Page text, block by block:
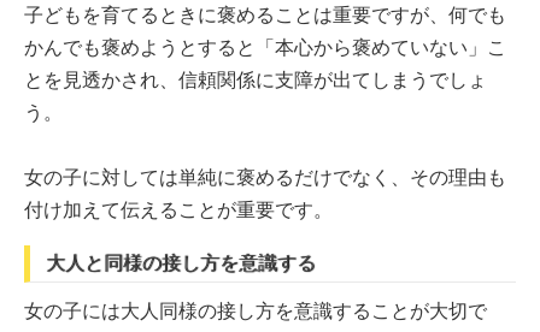
子どもを育てるときに褒めることは重要ですが、何でも
かんでも褒めようとすると「本心から褒めていない」こ
とを見透かされ、信頼関係に支障が出てしまうでしょ
う。
女の子に対しては単純に褒めるだけでなく、その理由も
付け加えて伝えることが重要です。
大人と同様の接し方を意識する
女の子には大人同様の接し方を意識することが大切で